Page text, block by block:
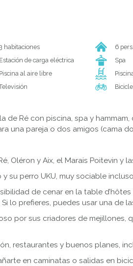
habitaciones 6
Estación de carga eléctrica Spa
Piscina al aire libre
de Ré con piscina, spa y
una pareja o dos amigos (cama
Oléron y Aix, el Marais Poitevin y
su perro UKU, muy sociable
de cenar en la table
lo prefieres, puedes usar una de
por sus criadores de mejillones,
restaurantes y buenos planes,
en caminatas o salidas en